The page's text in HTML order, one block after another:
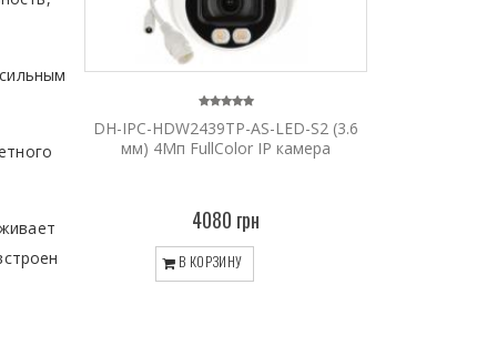
DH-IPC-HDW2439TP-AS-LED-S2 (3.6
мм) 4Мп FullColor IP камера
4080 грн
В КОРЗИНУ